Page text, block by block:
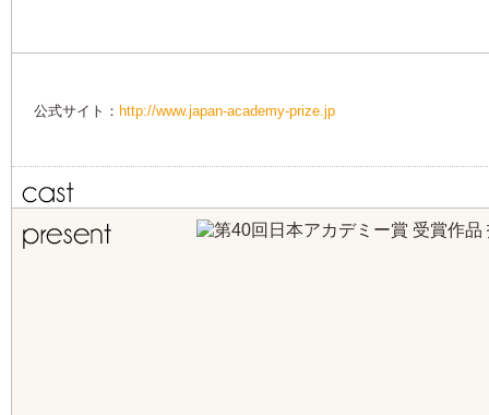
公式サイト： http://www.japan-academy-prize.jp